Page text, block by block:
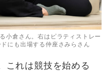
小倉さん。右はピラティストレー
にも出場する仲座さみらさん
これは競技を始める